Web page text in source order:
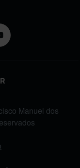
Manuel dos